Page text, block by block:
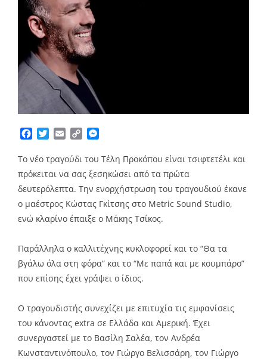
Facebook
TwitterEmailCopy
Το νέο τραγούδι του Τέλη Προκόπου είναι τσιφτετέλι και
πρόκειται να σας ξεσηκώσει από τα πρώτα
δευτερόλεπτα. Την ενορχήστρωση του τραγουδιού έκανε
ο μαέστρος Κώστας Γκίτσης στο Metric Sound Studio,
ενώ κλαρίνο έπαιξε ο Μάκης Τσίκος.
Παράλληλα ο καλλιτέχνης κυκλοφορεί και το “Θα τα
βγάλω όλα στη φόρα” και το “Με παπά και με κουμπάρο”
που επίσης έχει γράψει ο ίδιος.
Ο τραγουδιστής συνεχίζει με επιτυχία τις εμφανίσεις
του κάνοντας extra σε Ελλάδα και Αμερική. Έχει
συνεργαστεί με το Βασίλη Σαλέα, τον Ανδρέα
Κωνσταντινόπουλο, τον Γιώργο Βελισσάρη, τον Γιώργο